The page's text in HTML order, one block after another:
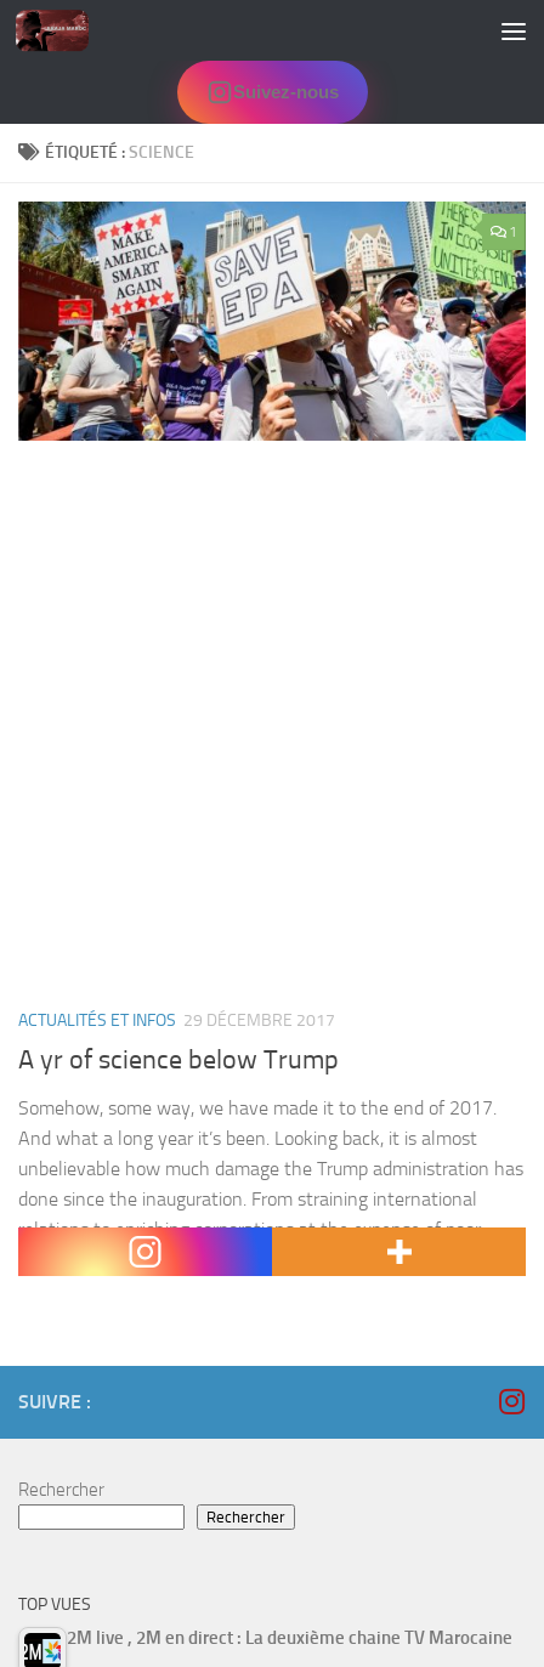
Skip to content
Suivez-nous
ÉTIQUETÉ :SCIENCE
1
ACTUALITÉS ET INFOS 29 DÉCEMBRE 2017
A yr of science below Trump
Somehow, some way, we have made it to the end of 2017.
And what a long year it’s been. Looking back, it is almost
unbelievable how much damage the Trump administration has
done since the inauguration. From straining international
relations to enriching corporations at the expense of poor
Americans, the policies the president has championed…
SUIVRE :
Rechercher
Rechercher
TOP VUES
2M live , 2M en direct : La deuxième chaine TV Marocaine